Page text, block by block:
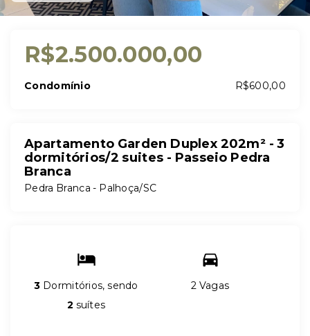
R$2.500.000,00
Condomínio R$600,00
Apartamento Garden Duplex 202m² - 3
dormitórios/2 suites - Passeio Pedra
Branca
Pedra Branca - Palhoça/SC
3 Dormitórios, sendo
2 suítes
2 Vagas